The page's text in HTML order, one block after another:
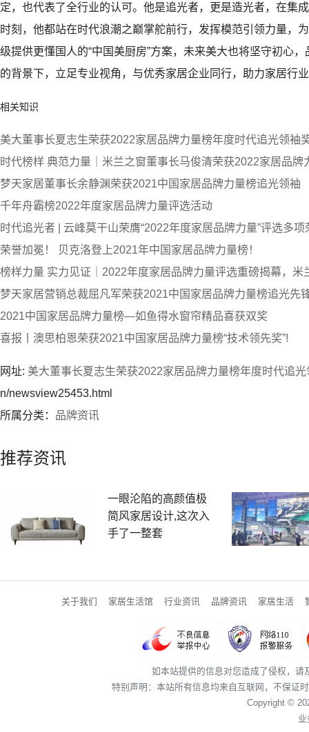
定，也代表了全行业的认可。他是追光者，更是造光者，在集
时刻，他都站在时代浪潮之巅掌舵前行，发挥模范引领力量，
级提供更懂国人的“中国美厨房”方案，未来美大也将坚守初心
的背景下，立足专业视角，与优秀家居企业同行，助力家居行
相关知识
美大董事长夏志生荣获2022家居品牌力量榜年度时代追光领袖
时代榜样 典范力量｜米兰之窗董事长马俊清荣获2022家居品牌
梦天家居董事长余静渊荣获2021中国家居品牌力量榜追光领袖
千年舟霸榜2022年度家居品牌力量评选活动
时代追光者 | 云峰莫干山荣膺“2022年度家居品牌力量”评选多项
荣誉加冕！ 贝克洛登上2021年中国家居品牌力量榜！
榜样力量 实力见证｜2022年度家居品牌力量评选重磅揭幕，米
梦天家居营销总裁屈凡军荣获2021中国家居品牌力量榜追光先
2021中国家居品牌力量榜—如鱼得水窗帘精品喜获双奖
喜报丨澳思柏恩荣获2021中国家居品牌力量榜“技术领先奖”!
网址: 美大董事长夏志生荣获2022家居品牌力量榜年度时代追光
n/newsview25453.html
所属分类： 品牌资讯
推荐资讯
一眼沦陷的高颜值极
简风家居设计,这次入
手了一整套
关于我们 家居生活馆 行业资讯 品牌资讯 家居生活
如本站提供的信息对您造成了侵权，
特别声明：本站所有信息均来自互联网，不保证
Copyright ©